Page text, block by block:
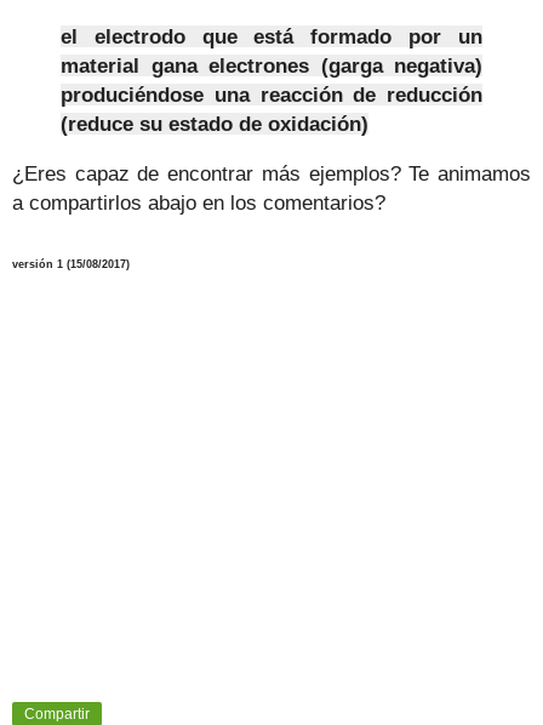
el electrodo que está formado por un
material gana electrones (garga negativa)
produciéndose una reacción de reducción
(reduce su estado de oxidación)
¿Eres capaz de encontrar más ejemplos? Te animamos
a compartirlos abajo en los comentarios?
versión 1 (15/08/2017)
Compartir